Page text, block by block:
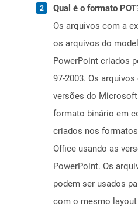
Qual é o formato
Os arquivos com a
os arquivos do
PowerPoint criados
97-2003. Os
versões do
formato binário em
criados nos
Office usando as
PowerPoint. Os
podem ser usados
com o mesmo